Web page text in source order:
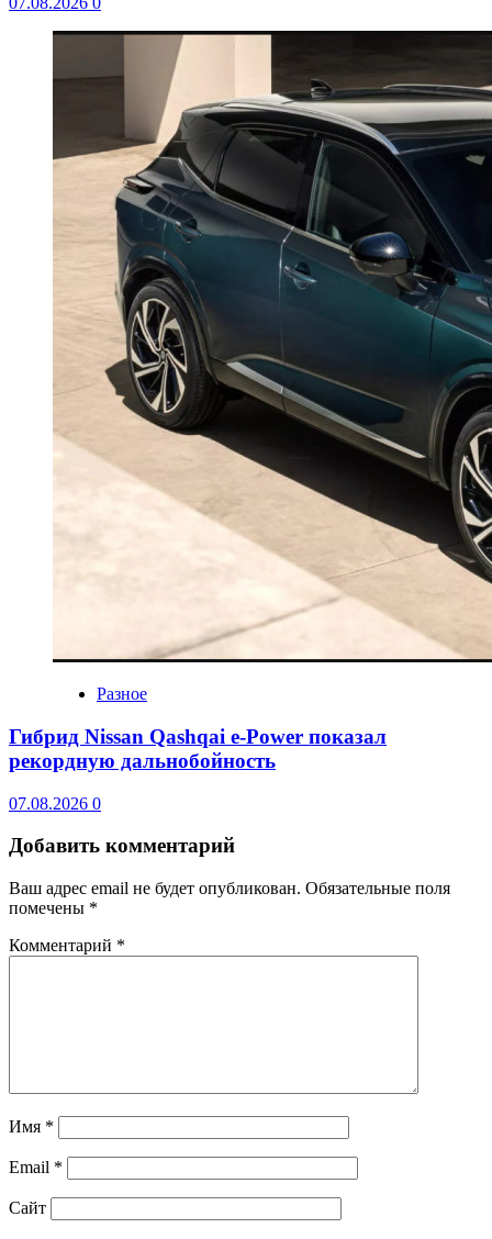
Разное
Гибрид Nissan Qashqai e-Power показал
рекордную дальнобойность
07.08.2026 0
Добавить комментарий
Ваш адрес email не будет опубликован. Обязательные поля
помечены *
Комментарий *
Имя *
Email *
Сайт